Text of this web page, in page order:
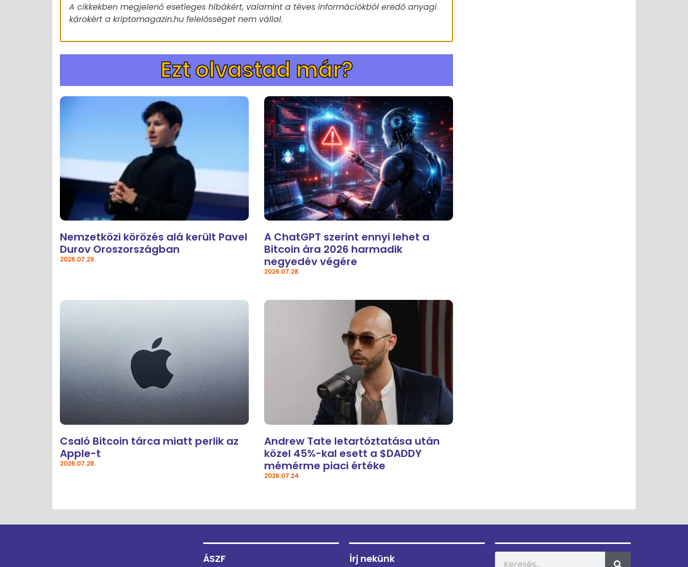
A cikkekben megjelenő esetleges hibákért, valamint a téves információkból eredő anyagi
károkért a kriptomagazin.hu felelősséget nem vállal.
Ezt olvastad már?
Nemzetközi körözés alá került Pavel
Durov Oroszországban
2026.07.29.
A ChatGPT szerint ennyi lehet a
Bitcoin ára 2026 harmadik
negyedév végére
2026.07.28.
Csaló Bitcoin tárca miatt perlik az
Apple-t
2026.07.28.
Andrew Tate letartóztatása után
közel 45%-kal esett a $DADDY
mémérme piaci értéke
2026.07.24.
ÁSZF Írj nekünk